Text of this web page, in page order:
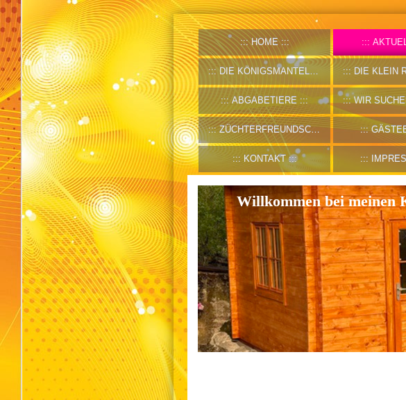
HOME
DIE KÖNIGSMANTELSCHECKEN DIE KLEIN
ABGABETIERE WIR
ZÜCHTERFREUNDSCHAFTEN
KONTAKT
Willkommen bei meinen